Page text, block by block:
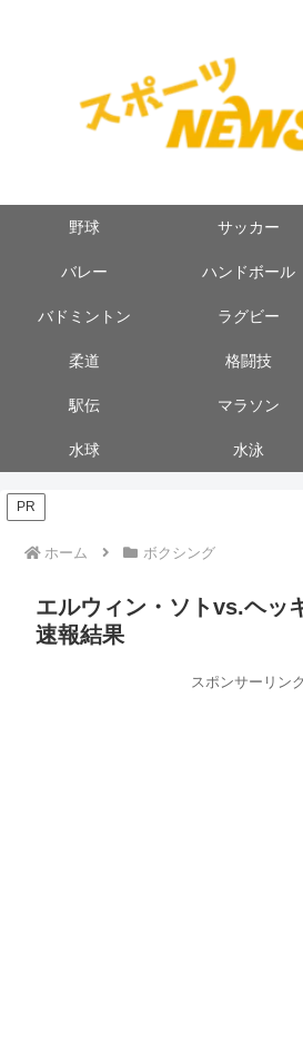
野球 サッカー
バレー ハンドボール
バドミントン ラグビー
柔道 格闘技
駅伝 マラソン
水球 水泳
PR
ホーム ボクシング
エルウィン・ソトvs.ヘッ
速報結果
スポンサーリンク